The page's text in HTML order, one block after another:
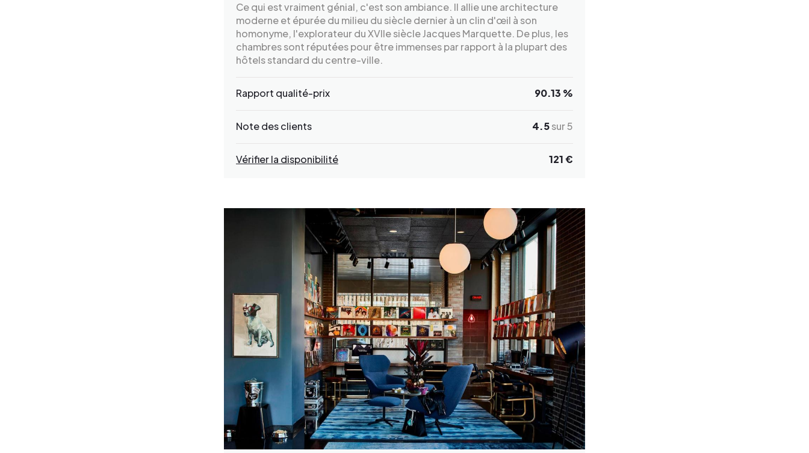
Ce qui est vraiment génial, c'est son ambiance. Il allie une architecture
moderne et épurée du milieu du siècle dernier à un clin d'œil à son
homonyme, l'explorateur du XVIIe siècle Jacques Marquette. De plus, les
chambres sont réputées pour être immenses par rapport à la plupart des
hôtels standard du centre-ville.
Rapport qualité-prix 90.13 %
Note des clients 4.5sur 5
Vérifier la disponibilité 121 €